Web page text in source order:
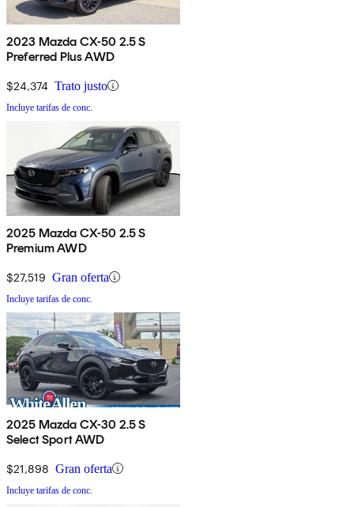
2023 Mazda CX-50 2.5 S
Preferred Plus AWD
$24,374 Trato justo
Incluye tarifas de conc.
2025 Mazda CX-50 2.5 S
Premium AWD
$27,519 Gran oferta
Incluye tarifas de conc.
2025 Mazda CX-30 2.5 S
Select Sport AWD
$21,898 Gran oferta
Incluye tarifas de conc.